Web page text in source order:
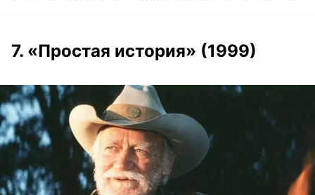
7. «Простая история» (1999)